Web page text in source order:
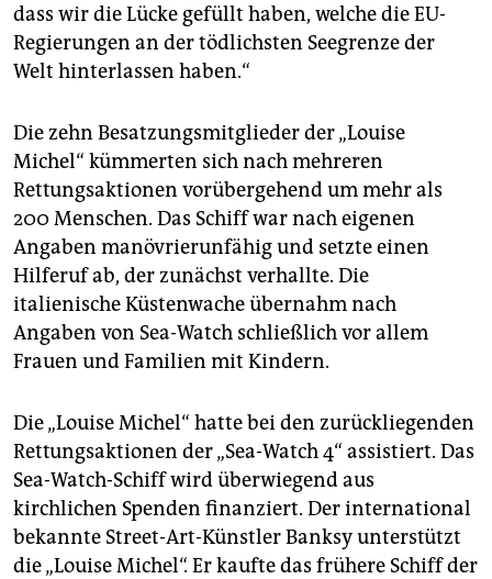
dass wir die Lücke gefüllt haben, welche die EU-
Regierungen an der tödlichsten Seegrenze der
Welt hinterlassen haben.“
Die zehn Besatzungsmitglieder der „Louise
Michel“ kümmerten sich nach mehreren
Rettungsaktionen vorübergehend um mehr als
200 Menschen. Das Schiff war nach eigenen
Angaben manövrierunfähig und setzte einen
Hilferuf ab, der zunächst verhallte. Die
italienische Küstenwache übernahm nach
Angaben von Sea-Watch schließlich vor allem
Frauen und Familien mit Kindern.
Die „Louise Michel“ hatte bei den zurückliegenden
Rettungsaktionen der „Sea-Watch 4“ assistiert. Das
Sea-Watch-Schiff wird überwiegend aus
kirchlichen Spenden finanziert. Der international
bekannte Street-Art-Künstler Banksy unterstützt
die „Louise Michel“. Er kaufte das frühere Schiff der